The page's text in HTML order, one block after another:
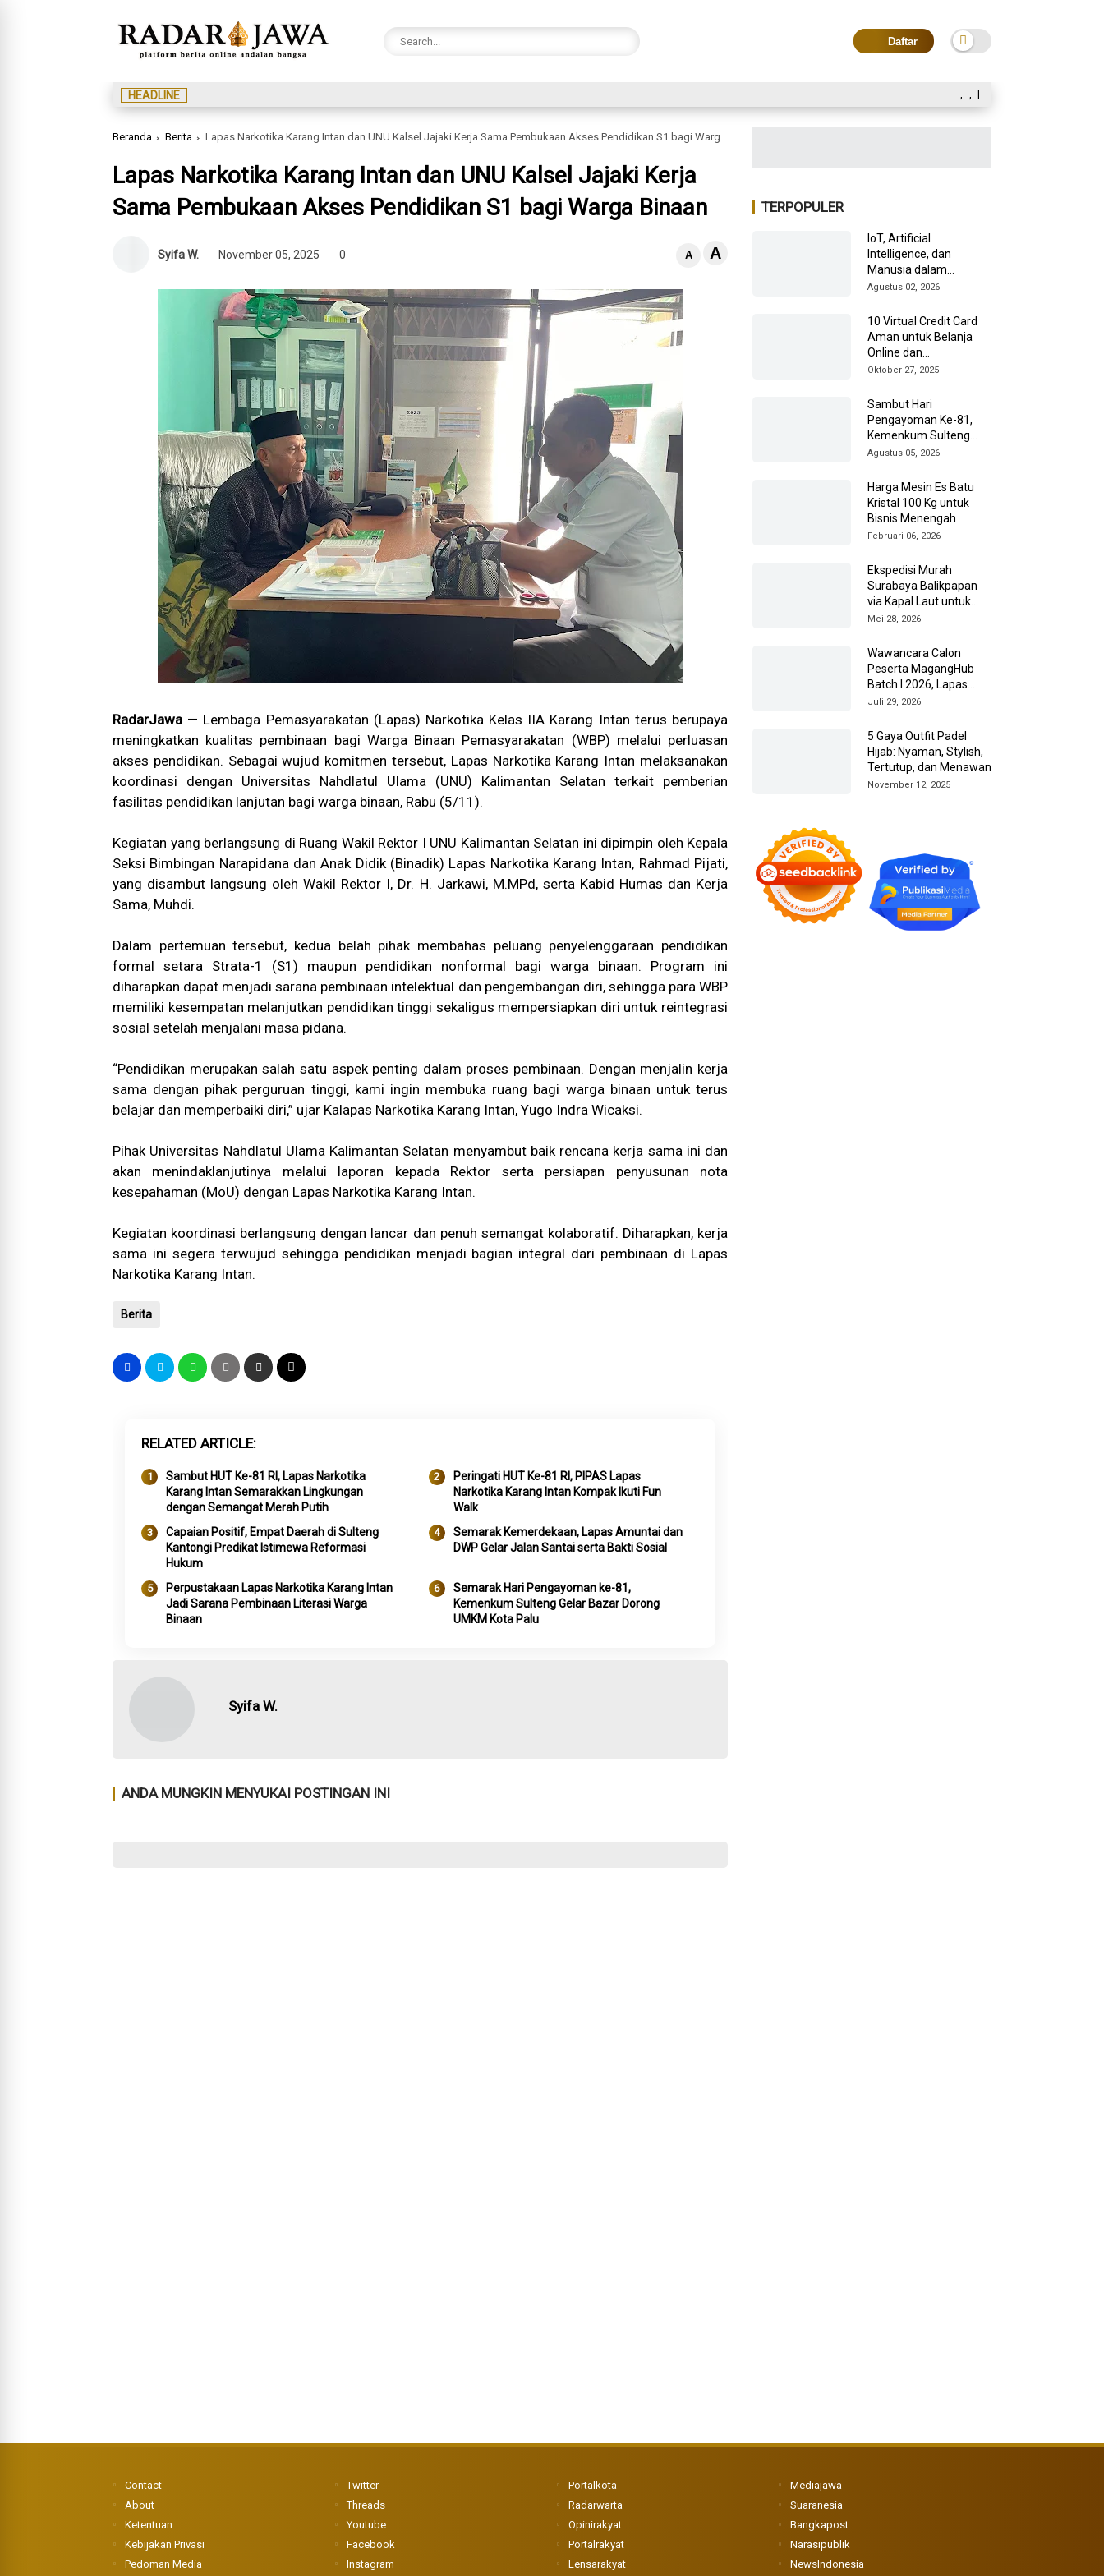
Daftar
, , |
HEADLINE
Beranda Berita Lapas Narkotika Karang Intan dan UNU Kalsel Jajaki Kerja Sama Pembukaan Akses Pendidikan S1 bagi Warga Binaan
Lapas Narkotika Karang Intan dan UNU Kalsel Jajaki Kerja
Sama Pembukaan Akses Pendidikan S1 bagi Warga Binaan
Syifa W. November 05, 2025 0 A A
RadarJawa — Lembaga Pemasyarakatan (Lapas) Narkotika Kelas IIA Karang Intan terus berupaya
meningkatkan kualitas pembinaan bagi Warga Binaan Pemasyarakatan (WBP) melalui perluasan
akses pendidikan. Sebagai wujud komitmen tersebut, Lapas Narkotika Karang Intan melaksanakan
koordinasi dengan Universitas Nahdlatul Ulama (UNU) Kalimantan Selatan terkait pemberian
fasilitas pendidikan lanjutan bagi warga binaan, Rabu (5/11).
Kegiatan yang berlangsung di Ruang Wakil Rektor I UNU Kalimantan Selatan ini dipimpin oleh Kepala
Seksi Bimbingan Narapidana dan Anak Didik (Binadik) Lapas Narkotika Karang Intan, Rahmad Pijati,
yang disambut langsung oleh Wakil Rektor I, Dr. H. Jarkawi, M.MPd, serta Kabid Humas dan Kerja
Sama, Muhdi.
Dalam pertemuan tersebut, kedua belah pihak membahas peluang penyelenggaraan pendidikan
formal setara Strata-1 (S1) maupun pendidikan nonformal bagi warga binaan. Program ini
diharapkan dapat menjadi sarana pembinaan intelektual dan pengembangan diri, sehingga para WBP
memiliki kesempatan melanjutkan pendidikan tinggi sekaligus mempersiapkan diri untuk reintegrasi
sosial setelah menjalani masa pidana.
“Pendidikan merupakan salah satu aspek penting dalam proses pembinaan. Dengan menjalin kerja
sama dengan pihak perguruan tinggi, kami ingin membuka ruang bagi warga binaan untuk terus
belajar dan memperbaiki diri,” ujar Kalapas Narkotika Karang Intan, Yugo Indra Wicaksi.
Pihak Universitas Nahdlatul Ulama Kalimantan Selatan menyambut baik rencana kerja sama ini dan
akan menindaklanjutinya melalui laporan kepada Rektor serta persiapan penyusunan nota
kesepahaman (MoU) dengan Lapas Narkotika Karang Intan.
Kegiatan koordinasi berlangsung dengan lancar dan penuh semangat kolaboratif. Diharapkan, kerja
sama ini segera terwujud sehingga pendidikan menjadi bagian integral dari pembinaan di Lapas
Narkotika Karang Intan.
Berita
RELATED ARTICLE
Sambut HUT Ke-81 RI, Lapas Narkotika
Karang Intan Semarakkan Lingkungan
dengan Semangat Merah Putih
Peringati HUT Ke-81 RI, PIPAS Lapas
Narkotika Karang Intan Kompak Ikuti Fun
Walk
Capaian Positif, Empat Daerah di Sulteng
Kantongi Predikat Istimewa Reformasi
Hukum
Semarak Kemerdekaan, Lapas Amuntai dan
DWP Gelar Jalan Santai serta Bakti Sosial
Perpustakaan Lapas Narkotika Karang Intan
Jadi Sarana Pembinaan Literasi Warga
Binaan
Semarak Hari Pengayoman ke-81,
Kemenkum Sulteng Gelar Bazar Dorong
UMKM Kota Palu
Syifa W.
ANDA MUNGKIN MENYUKAI POSTINGAN INI
TERPOPULER
IoT, Artificial
Intelligence, dan
Manusia dalam
Transformasi Industri
Agustus 02, 2026
10 Virtual Credit Card
Aman untuk Belanja
Online dan
Internasional
Oktober 27, 2025
Sambut Hari
Pengayoman Ke-81,
Kemenkum Sulteng
Ziarah ke TMP Tatura
Agustus 05, 2026
Harga Mesin Es Batu
Kristal 100 Kg untuk
Bisnis Menengah
Februari 06, 2026
Ekspedisi Murah
Surabaya Balikpapan
via Kapal Laut untuk
Pengiriman Barang
Mei 28, 2026
Wawancara Calon
Peserta MagangHub
Batch I 2026, Lapas
Amuntai Kedepankan
Juli 29, 2026
5 Gaya Outfit Padel
Hijab: Nyaman, Stylish,
Tertutup, dan Menawan
November 12, 2025
Contact
About
Ketentuan
Kebijakan Privasi
Pedoman Media
Twitter
Threads
Youtube
Facebook
Instagram
Portalkota
Radarwarta
Opinirakyat
Portalrakyat
Lensarakyat
Mediajawa
Suaranesia
Bangkapost
Narasipublik
NewsIndonesia